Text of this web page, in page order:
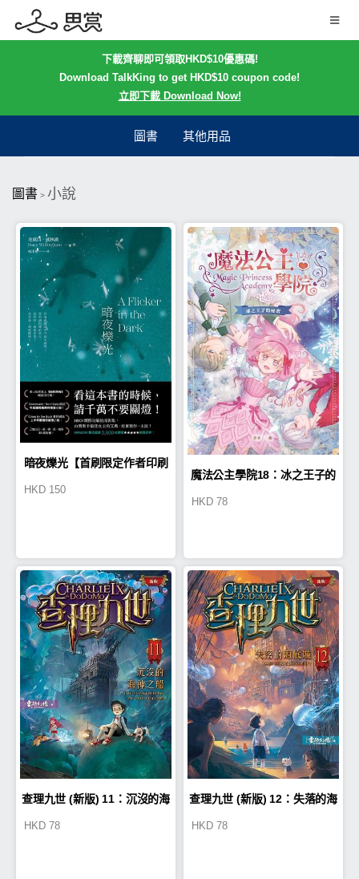
下載齊聊即可領取HKD$10優惠碼!
Download TalkKing to get HKD$10 coupon code!
立即下載 Download Now!
圖書 其他用品
圖書 > 小說
暗夜爍光【首刷限定作者印刷
HKD 150
魔法公主學院18：冰之王子的
HKD 78
查理九世 (新版) 11：沉沒的海
HKD 78
查理九世 (新版) 12：失落的海
HKD 78